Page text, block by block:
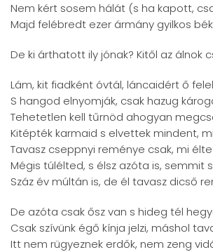
Nem kért sosem hálát (s ha kapott,
Majd felébredt ezer ármány gyilkos
De ki árthatott ily jónak? Kitől az álnok
Lám, kit fiadként óvtál, láncaidért ő
S hangod elnyomják, csak hazug
Tehetetlen kell tűrnöd ahogyan
Kitépték karmaid s elvettek mindent,
Tavasz cseppnyi reménye csak, mi
Mégis túlélted, s élsz azóta is, semmit
Száz év múltán is, de él tavasz dicső
De azóta csak ősz van s hideg tél
Csak szívünk égő kínja jelzi, máshol
Itt nem rügyeznek erdők, nem zeng